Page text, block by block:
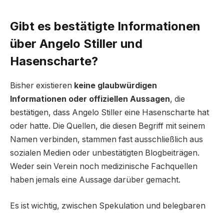
Gibt es bestätigte Informationen
über Angelo Stiller und
Hasenscharte?
Bisher existieren keine glaubwürdigen
Informationen oder offiziellen Aussagen, die
bestätigen, dass Angelo Stiller eine Hasenscharte hat
oder hatte. Die Quellen, die diesen Begriff mit seinem
Namen verbinden, stammen fast ausschließlich aus
sozialen Medien oder unbestätigten Blogbeiträgen.
Weder sein Verein noch medizinische Fachquellen
haben jemals eine Aussage darüber gemacht.
Es ist wichtig, zwischen Spekulation und belegbaren